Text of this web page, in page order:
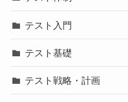
テスト入門
テスト基礎
テスト戦略・計画